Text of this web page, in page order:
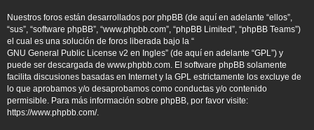
Nuestros foros están desarrollados por phpBB (de aquí en adelante “ellos”,
“sus”, “software phpBB”, “www.phpbb.com”, “phpBB Limited”, “phpBB Teams”)
el cual es una solución de foros liberada bajo la “
GNU General Public License v2 en Ingles” (de aquí en adelante “GPL”) y
puede ser descargada de www.phpbb.com. El software phpBB solamente
facilita discusiones basadas en Internet y la GPL estrictamente los excluye de
lo que aprobamos y/o desaprobamos como conductas y/o contenido
permisible. Para más información sobre phpBB, por favor visite:
https://www.phpbb.com/.